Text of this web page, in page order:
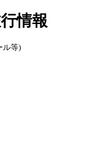
情報
ル等)